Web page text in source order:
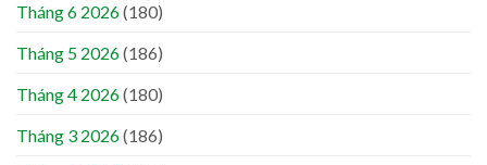
Tháng 6 2026(180)
Tháng 5 2026(186)
Tháng 4 2026(180)
Tháng 3 2026(186)